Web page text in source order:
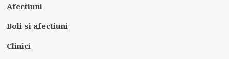
Afectiuni
Boli si afectiuni
Clinici